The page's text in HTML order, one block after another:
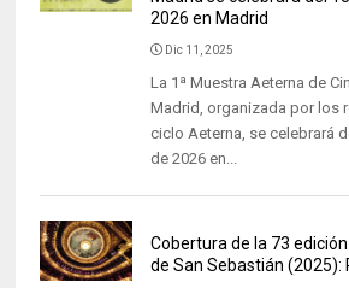
2026 en Madrid
Dic 11, 2025
La 1ª Muestra Aeterna de
Madrid, organizada por los
ciclo Aeterna, se celebrará
de 2026 en...
Cobertura de la 73
de San Sebastián (2025):